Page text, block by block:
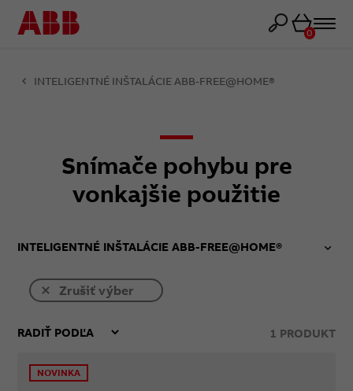
Košík
0
INTELIGENTNÉ INŠTALÁCIE ABB-FREE@HOME®
Snímače pohybu pre
vonkajšie použitie
INTELIGENTNÉ INŠTALÁCIE ABB-FREE@HOME®
Zrušiť výber
1 PRODUKT
NOVINKA